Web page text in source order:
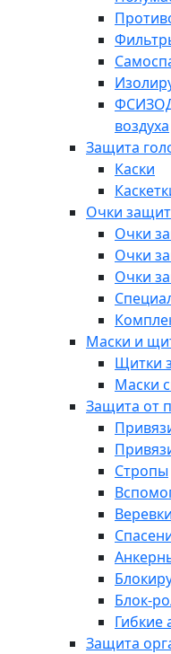
воздуха
Защита
Каски
Очки
Очки
Очки
Очки
Маски и
Щитки
Маски
Защита от
Стропы
Веревки
Блок-
Гибкие
Защита